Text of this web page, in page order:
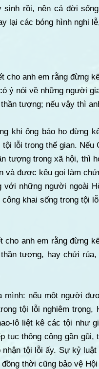
sinh rồi, nên cả đời
lại các bóng hình nghi
cho anh em rằng đừng
ý nói về những người
tượng; nếu vậy thì
khi ông bảo họ đừng
lỗi trong thế gian.
tượng trong xã hội, thì
và được kêu gọi làm
với những người ngoài
khai sống trong tội
cho anh em rằng đừng
tượng, hay chửi
mình: nếu một người
tội lỗi nghiêm
lô liệt kê các tội như
tục thông công gần
nhận tội lỗi ấy. Sự kỷ
thời cũng bảo vệ